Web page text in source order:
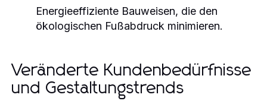
Energieeffiziente Bauweisen, die den
ökologischen Fußabdruck minimieren.
Veränderte Kundenbedürfnisse
und Gestaltungstrends